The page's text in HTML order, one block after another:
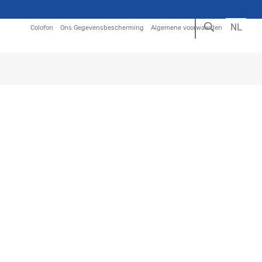
Colofon Ons Gegevensbescherming Algemene voorwaarden NL
Zoeken